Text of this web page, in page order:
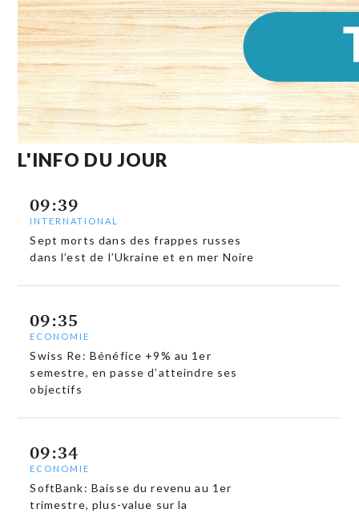
L'INFO DU JOUR
09:39
INTERNATIONAL
Sept morts dans des frappes russes
dans l’est de l’Ukraine et en mer Noire
09:35
ECONOMIE
Swiss Re: Bénéfice +9% au 1er
semestre, en passe d’atteindre ses
objectifs
09:34
ECONOMIE
SoftBank: Baisse du revenu au 1er
trimestre, plus-value sur la